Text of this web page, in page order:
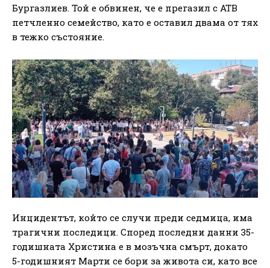
Бургазлиев. Той е обвинен, че е прегазил с АТВ
петчленно семейство, като е оставил двама от тях
в тежко състояние.
Инцидентът, който се случи преди седмица, има
трагични последици. Според последни данни 35-
годишната Христина е в мозъчна смърт, докато
5-годишният Марти се бори за живота си, като все